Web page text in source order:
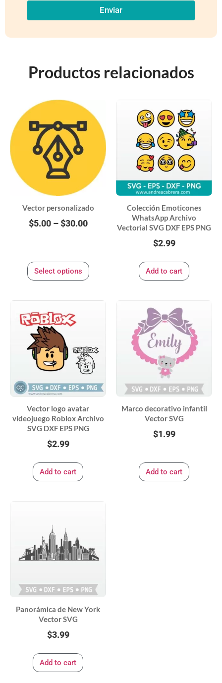
Enviar
Productos relacionados
Vector personalizado
$5.00 – $30.00
Select options
Colección Emoticones
WhatsApp Archivo
Vectorial SVG DXF EPS PNG
$2.99
Add to cart
Vector logo avatar
videojuego Roblox Archivo
SVG DXF EPS PNG
$2.99
Add to cart
Marco decorativo infantil
Vector SVG
$1.99
Add to cart
Panorámica de New York
Vector SVG
$3.99
Add to cart